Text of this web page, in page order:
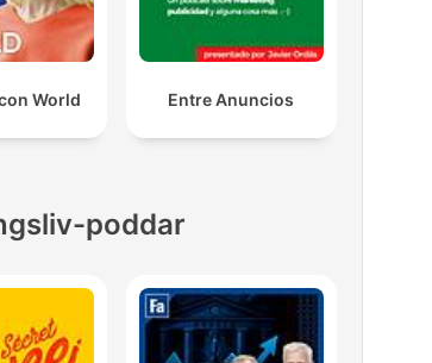
World Entre Anuncios
poddar